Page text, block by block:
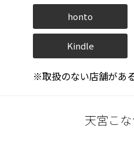
honto
Kindle
※取扱のない店舗があ
天宮こ